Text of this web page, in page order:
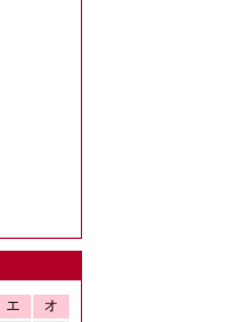
エ
オ